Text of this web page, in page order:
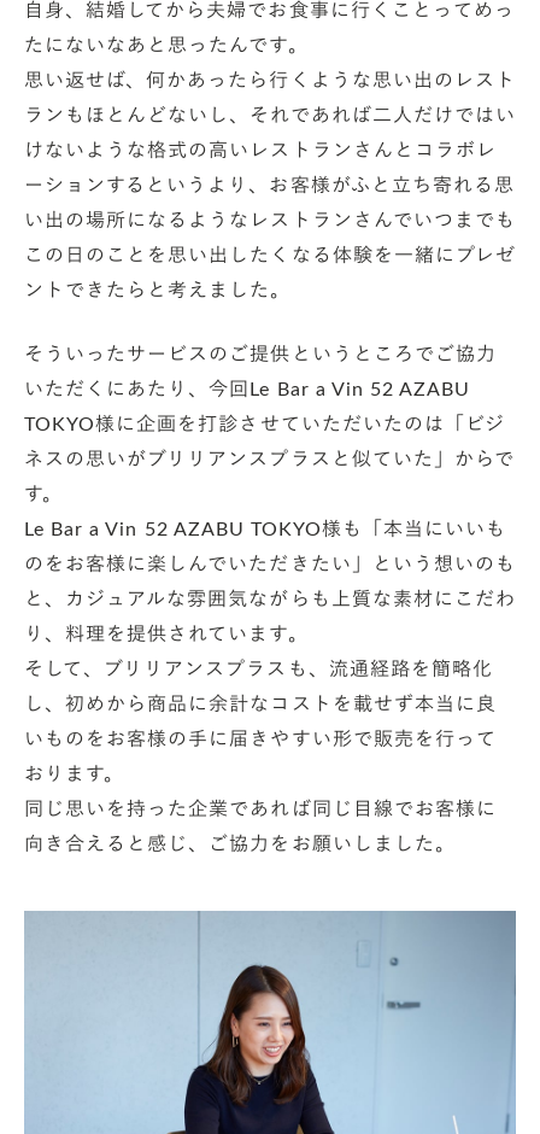
自身、結婚してから夫婦でお食事に行くことってめっ
たにないなあと思ったんです。
思い返せば、何かあったら行くような思い出のレスト
ランもほとんどないし、それであれば二人だけではい
けないような格式の高いレストランさんとコラボレ
ーションするというより、お客様がふと立ち寄れる思
い出の場所になるようなレストランさんでいつまでも
この日のことを思い出したくなる体験を一緒にプレゼ
ントできたらと考えました。
そういったサービスのご提供というところでご協力
いただくにあたり、今回Le Bar a Vin 52 AZABU
TOKYO様に企画を打診させていただいたのは「ビジ
ネスの思いがブリリアンスプラスと似ていた」からで
す。
Le Bar a Vin 52 AZABU TOKYO様も「本当にいいも
のをお客様に楽しんでいただきたい」という想いのも
と、カジュアルな雰囲気ながらも上質な素材にこだわ
り、料理を提供されています。
そして、ブリリアンスプラスも、流通経路を簡略化
し、初めから商品に余計なコストを載せず本当に良
いものをお客様の手に届きやすい形で販売を行って
おります。
同じ思いを持った企業であれば同じ目線でお客様に
向き合えると感じ、ご協力をお願いしました。